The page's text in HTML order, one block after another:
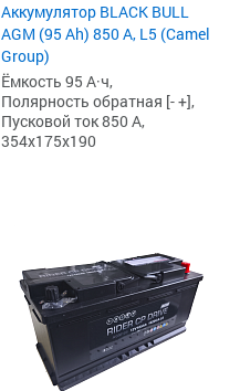
Аккумулятор BLACK BULL
AGM (95 Ah) 850 А, L5 (Camel
Group)
Ёмкость 95 А·ч,
Полярность обратная [- +],
Пусковой ток 850 А,
354x175x190